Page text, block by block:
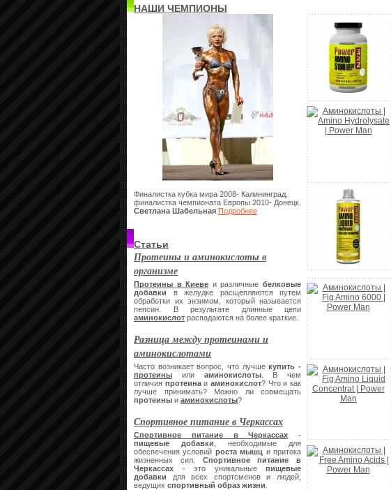
НАШИ ЧЕМПИОНЫ
Финалистка кубка мира 2008- Калининград,
финалистка чемпионата Европы 2010- Донецк.
Светлана Шабельная Подробнее
Статьи
Протеины и аминокислоты в
организме
Протеины в Киеве и различныебелковые
добавки в желудке расщепляются путем
обработки их энзимом, который называется
пепсин. В результате длинные цепи
аминокислот распадаются на более краткие.
Разница между протеинами и
аминокислотами
Часто возникает вопрос, что лучшекупить -
протеины или аминокислоты. В чем
отличия протеинаиаминокислот? Что и как
лучше принимать? Можно ли совмещать
протеины и аминокислоты?
Спортивное питание в Черкассах
Спортивное питание в Черкассах -
пищевые добавки , необходимые для
обеспечения условий роста мышц и притока
жизненных сил. Спортивное питание в
Черкассах - это уникальные пищевые
добавки для всех спортсменов и людей,
ведущих спортивный образ жизни